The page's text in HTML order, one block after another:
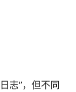
志”，但不同